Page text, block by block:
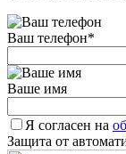
Ваш телефон*
Ваше имя
Я согласен на
Защита от